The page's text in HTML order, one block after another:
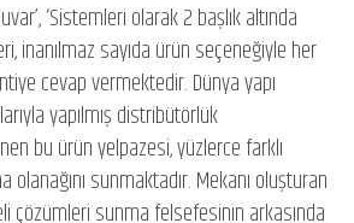
‘Sistemleri olarak 2 başlık altında
inanılmaz sayıda ürün seçeneğiyle her
cevap vermektedir. Dünya yapı
yapılmış distribütörlük
bu ürün yelpazesi, yüzlerce farklı
sunmaktadır. Mekanı oluşturan
çözümleri sunma felsefesinin arkasında